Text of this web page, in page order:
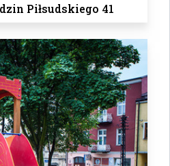
Piłsudskiego 41